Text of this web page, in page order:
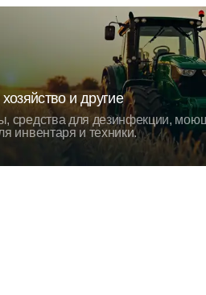
и другие
средства для дезинфекции,
инвентаря и техники.